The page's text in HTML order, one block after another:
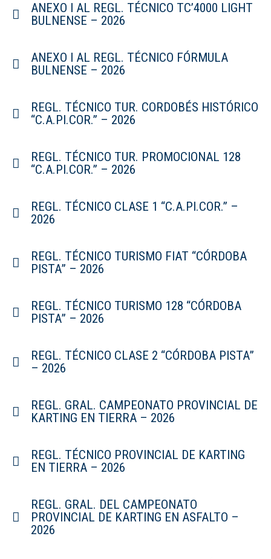
ANEXO I AL REGL. TÉCNICO TC’4000 LIGHT
BULNENSE – 2026
ANEXO I AL REGL. TÉCNICO FÓRMULA
BULNENSE – 2026
REGL. TÉCNICO TUR. CORDOBÉS HISTÓRICO
“C.A.PI.COR.” – 2026
REGL. TÉCNICO TUR. PROMOCIONAL 128
“C.A.PI.COR.” – 2026
REGL. TÉCNICO CLASE 1 “C.A.PI.COR.” –
2026
REGL. TÉCNICO TURISMO FIAT “CÓRDOBA
PISTA” – 2026
REGL. TÉCNICO TURISMO 128 “CÓRDOBA
PISTA” – 2026
REGL. TÉCNICO CLASE 2 “CÓRDOBA PISTA”
– 2026
REGL. GRAL. CAMPEONATO PROVINCIAL DE
KARTING EN TIERRA – 2026
REGL. TÉCNICO PROVINCIAL DE KARTING
EN TIERRA – 2026
REGL. GRAL. DEL CAMPEONATO
PROVINCIAL DE KARTING EN ASFALTO –
2026